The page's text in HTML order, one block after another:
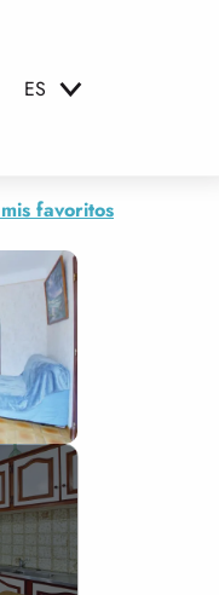
ES
favoritos